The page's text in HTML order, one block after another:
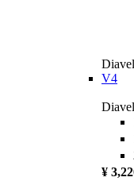
Diavel
V4
¥